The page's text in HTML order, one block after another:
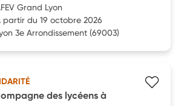
Grand Lyon
partir du 19 octobre 2026
3e Arrondissement (69003)
des lycéens à